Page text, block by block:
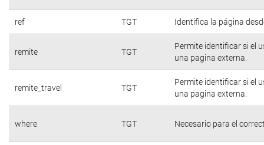
ref TGT Identifica la página
remite TGT
Permite identificar si el
una pagina externa.
remite_travel TGT
Permite identificar si el
una pagina externa.
where TGT Necesario para el